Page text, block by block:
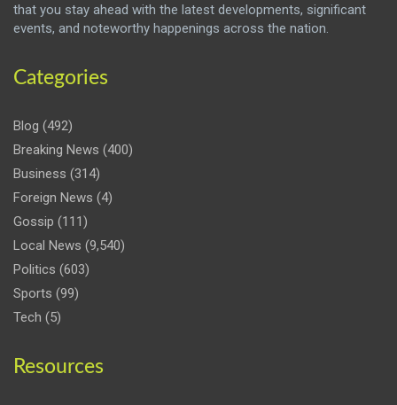
that you stay ahead with the latest developments, significant
events, and noteworthy happenings across the nation.
Categories
Blog (492)
Breaking News (400)
Business (314)
Foreign News (4)
Gossip (111)
Local News (9,540)
Politics (603)
Sports (99)
Tech (5)
Resources